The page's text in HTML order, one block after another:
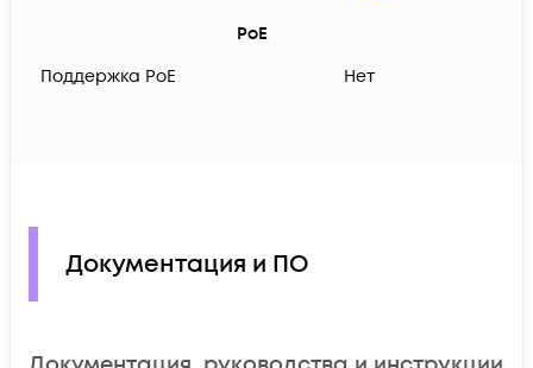
PoE
Поддержка PoE
Нет
Документация и ПО